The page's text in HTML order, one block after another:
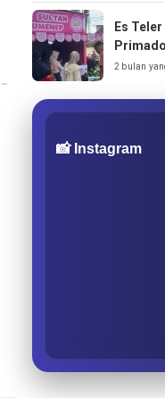
Es
2 bulan
📸 Instagram